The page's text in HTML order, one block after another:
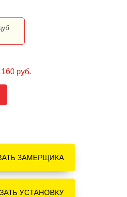
160руб.
ЗАМЕРЩИКА
УСТАНОВКУ